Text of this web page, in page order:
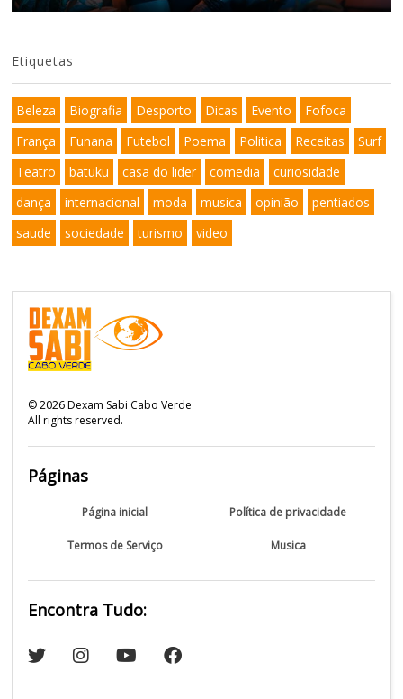
Etiquetas
Beleza Biografia Desporto Dicas Evento
Fofoca
França
Funana Futebol Poema Politica Receitas
Surf
Teatro
batuku casa do lider comedia
curiosidade
dança
internacional moda musica opinião
pentiados
saude
sociedade turismo video
©2026Dexam Sabi Cabo Verde
All rights reserved.
Páginas
Página inicial Política de privacidade
Termos de Serviço Musica
Encontra Tudo: